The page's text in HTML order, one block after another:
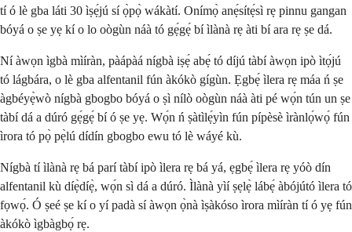
tí ó lè gba láti 30 ìṣẹ́jú sí ọ̀pọ̀ wákàtí. Onímọ̀ anẹ́sítẹ́sì rẹ pinnu gangan
bóyá o ṣe yẹ kí o lo oògùn náà tó gẹ́gẹ́ bí ìlànà rẹ àti bí ara rẹ ṣe dá.
Ní àwọn ìgbà mìíràn, pàápàá nígbà iṣẹ́ abẹ́ tó díjú tàbí àwọn ipò ìtọ́jú
tó lágbára, o lè gba alfentanil fún àkókò gígùn. Ẹgbẹ́ ìlera rẹ máa ń ṣe
àgbéyẹ̀wò nígbà gbogbo bóyá o ṣì nílò oògùn náà àti pé wọ́n tún un ṣe
tàbí dá a dúró gẹ́gẹ́ bí ó ṣe yẹ. Wọ́n ń ṣàtìlẹ́yìn fún pípèsè ìrànlọ́wọ́ fún
ìrora tó pọ̀ pẹ̀lú dídín gbogbo ewu tó lè wáyé kù.
Nígbà tí ìlànà rẹ bá parí tàbí ipò ìlera rẹ bá yá, ẹgbẹ́ ìlera rẹ yóò dín
alfentanil kù díẹ̀díẹ̀, wọ́n sì dá a dúró. Ìlànà yìí ṣẹlẹ̀ lábẹ́ àbójútó ìlera tó
fọwọ́. Ó ṣeé ṣe kí o yí padà sí àwọn ọ̀nà ìṣàkóso ìrora mìíràn tí ó yẹ fún
àkókò ìgbàgbọ́ rẹ.